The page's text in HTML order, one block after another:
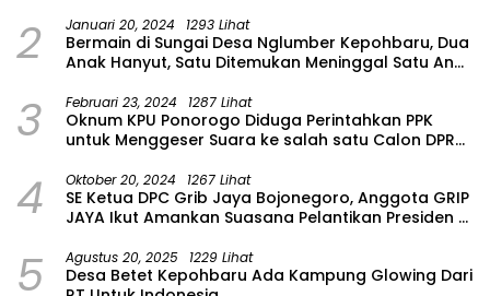
2 Januari 20, 2024 1293 Lihat
Bermain di Sungai Desa Nglumber Kepohbaru, Dua
Anak Hanyut, Satu Ditemukan Meninggal Satu Anak
3 Februari 23, 2024 1287 Lihat
Oknum KPU Ponorogo Diduga Perintahkan PPK
untuk Menggeser Suara ke salah satu Calon DPRD
4 Oktober 20, 2024 1267 Lihat
SE Ketua DPC Grib Jaya Bojonegoro, Anggota GRIP
JAYA Ikut Amankan Suasana Pelantikan Presiden di
5 Agustus 20, 2025 1229 Lihat
Desa Betet Kepohbaru Ada Kampung Glowing Dari